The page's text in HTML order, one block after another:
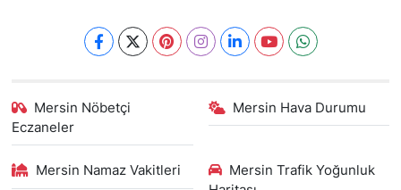
Mersin Nöbetçi
Eczaneler
Mersin Hava Durumu
Mersin Namaz Vakitleri
Mersin Trafik Yoğunluk